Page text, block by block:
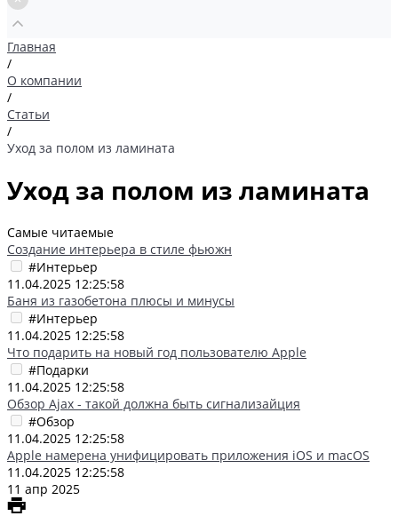
Главная
/
О компании
/
Статьи
/
Уход за полом из ламината
Уход за полом из ламината
Самые читаемые
Создание интерьера в стиле фьюжн
#Интерьер
11.04.2025 12:25:58
Баня из газобетона плюсы и минусы
#Интерьер
11.04.2025 12:25:58
Что подарить на новый год пользователю Apple
#Подарки
11.04.2025 12:25:58
Обзор Ajax - такой должна быть сигнализайция
#Обзор
11.04.2025 12:25:58
Apple намерена унифицировать приложения iOS и macOS
11.04.2025 12:25:58
11 апр 2025